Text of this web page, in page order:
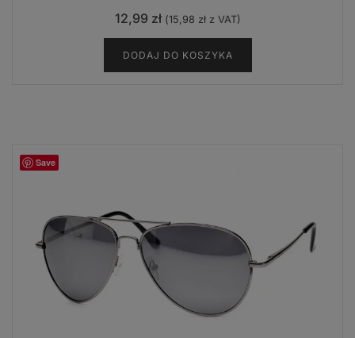
12,99 zł (15,98 złz VAT)
DODAJ DO KOSZYKA
Save